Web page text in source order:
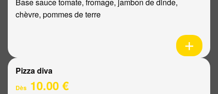
chèvre, pommes de terre
Pizza diva
Dès 10.00 €